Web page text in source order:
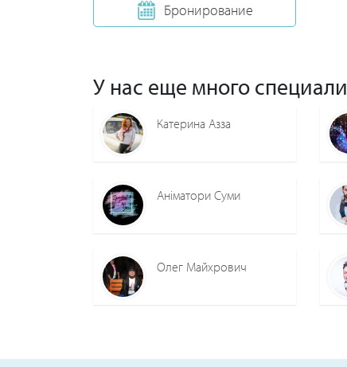
Бронирование
У нас еще много
Катерина Азза
Аніматори Суми
Олег Майхрович